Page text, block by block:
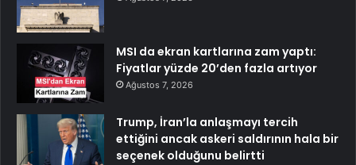
MSI da ekran kartlarına zam yaptı:
Fiyatlar yüzde 20’den fazla artıyor
Ağustos 7, 2026
Trump, İran’la anlaşmayı tercih
ettiğini ancak askeri saldırının hala bir
seçenek olduğunu belirtti